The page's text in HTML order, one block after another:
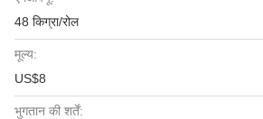
48 किग्रा/रोल
मूल्य:
US$8
भुगतान की शर्तें: